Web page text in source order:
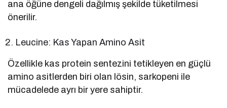
ana öğüne dengeli dağılmış şekilde tüketilmesi
önerilir.
Leucine: Kas Yapan Amino Asit
Özellikle kas protein sentezini tetikleyen en güçlü
amino asitlerden biri olan lösin, sarkopeni ile
mücadelede ayrı bir yere sahiptir.